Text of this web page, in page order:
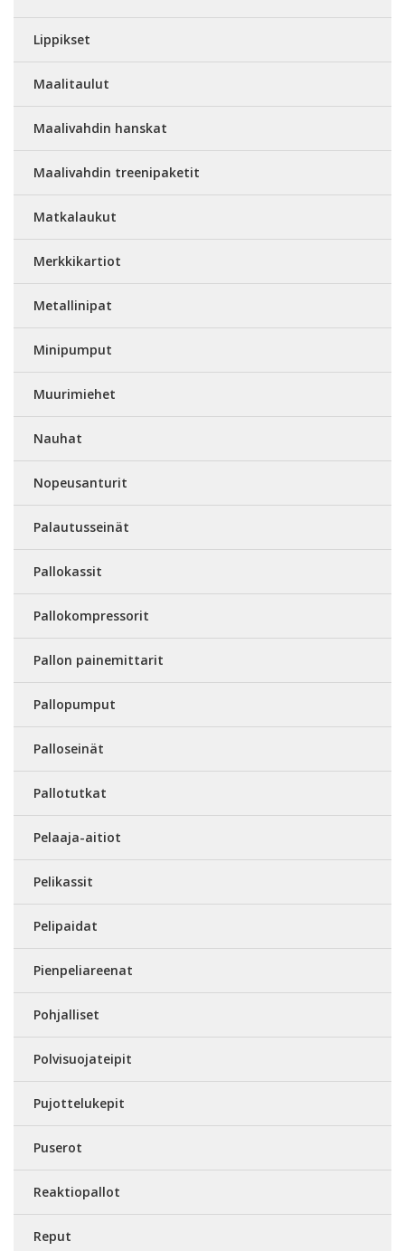
Lippikset
Maalitaulut
Maalivahdin hanskat
Maalivahdin treenipaketit
Matkalaukut
Merkkikartiot
Metallinipat
Minipumput
Muurimiehet
Nauhat
Nopeusanturit
Palautusseinät
Pallokassit
Pallokompressorit
Pallon painemittarit
Pallopumput
Palloseinät
Pallotutkat
Pelaaja-aitiot
Pelikassit
Pelipaidat
Pienpeliareenat
Pohjalliset
Polvisuojateipit
Pujottelukepit
Puserot
Reaktiopallot
Reput